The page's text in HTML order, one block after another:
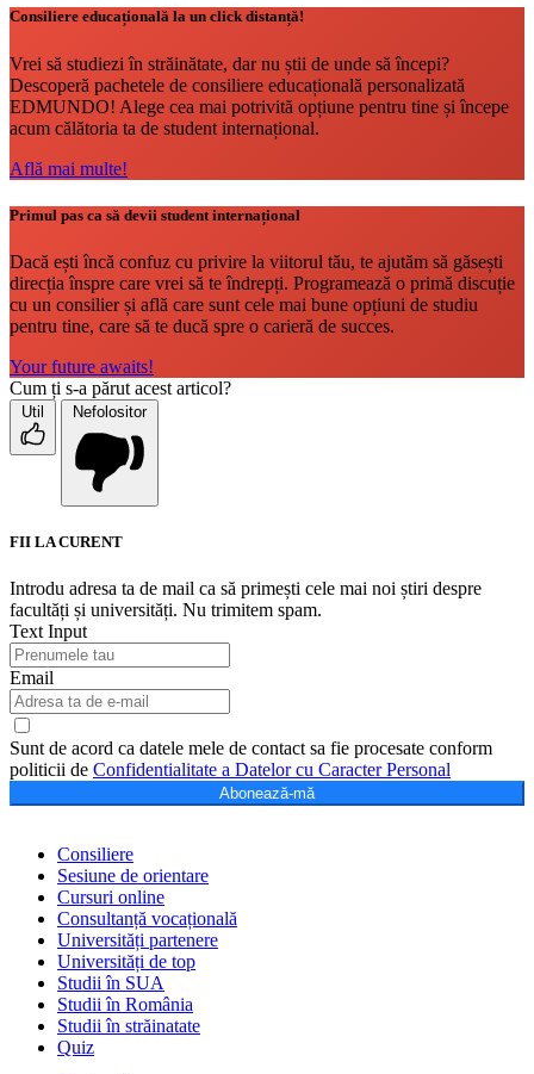
Consiliere educațională la un click distanță!
Vrei să studiezi în străinătate, dar nu știi de unde să începi?
Descoperă pachetele de consiliere educațională personalizată
EDMUNDO! Alege cea mai potrivită opțiune pentru tine și începe
acum călătoria ta de student internațional.
Află mai multe!
Primul pas ca să devii student internațional
Dacă ești încă confuz cu privire la viitorul tău, te ajutăm să găsești
direcția înspre care vrei să te îndrepți. Programează o primă discuție
cu un consilier și află care sunt cele mai bune opțiuni de studiu
pentru tine, care să te ducă spre o carieră de succes.
Your future awaits!
Cum ți s-a părut acest articol?
Util Nefolositor
FII LA CURENT
Introdu adresa ta de mail ca să primești cele mai noi știri despre
facultăți și universități. Nu trimitem spam.
Text Input
Email
Sunt de acord ca datele mele de contact sa fie procesate conform
politicii de Confidentialitate a Datelor cu Caracter Personal
Abonează-mă
Consiliere
Sesiune de orientare
Cursuri online
Consultanță vocațională
Universități partenere
Universități de top
Studii în SUA
Studii în România
Studii în străinatate
Quiz